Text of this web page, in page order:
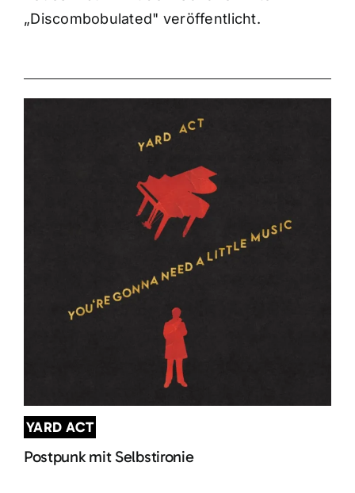
„Discombobulated" veröffentlicht.
YARD ACT
Postpunk mit Selbstironie